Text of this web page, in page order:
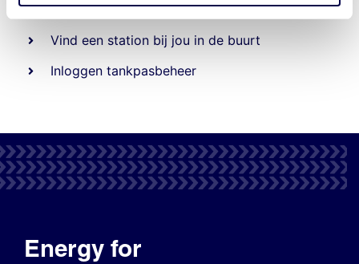
Den Hartog tank- en laadpas
Vind een station bij jou in de buurt
Inloggen tankpasbeheer
Energy for